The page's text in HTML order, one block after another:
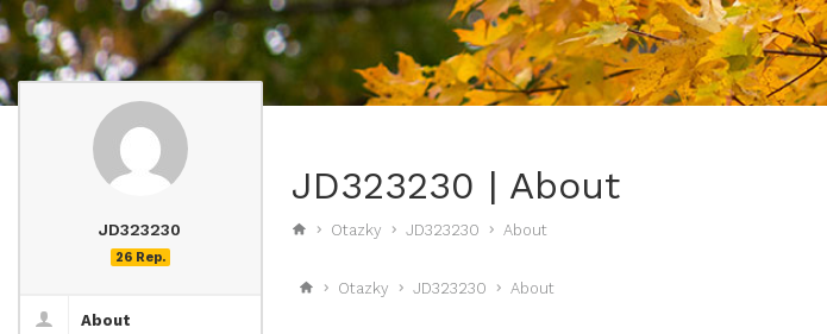
JD323230 | About
Otazky JD323230 About
JD323230
26 Rep.
About
Otazky JD323230 About